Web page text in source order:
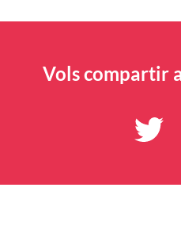
Vols compartir